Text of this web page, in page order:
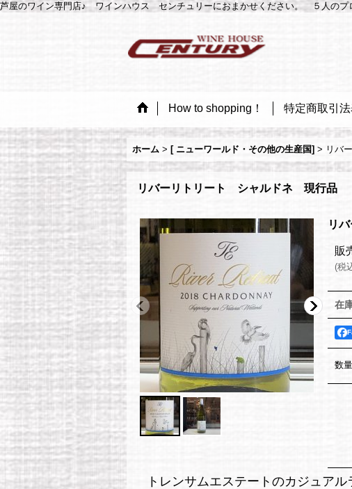
芦屋のワイン専門店♪ ワインハウス センチュリーにおまかせください。 ５人のプ
How to shopping！ 特定商取引
ホーム > [ ニューワールド・その他の生産国] > リバ
リバーリトリート シャルドネ 現行品
リ
販
(税
在
数量
トレンサムエステートのカジュア